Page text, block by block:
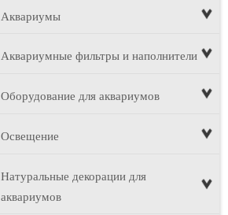
Аквариумы
Аквариумные фильтры и наполнители
Оборудование для аквариумов
Освещение
Натуральные декорации для
аквариумов